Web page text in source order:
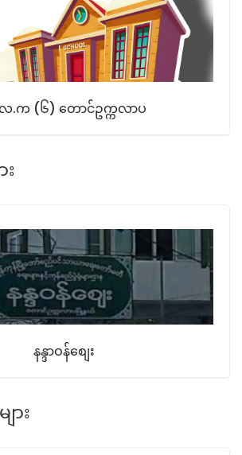
.က (၆) တောင်ဥက္ကလာပ
း
နန္ဒာဝန်စျေး
ား